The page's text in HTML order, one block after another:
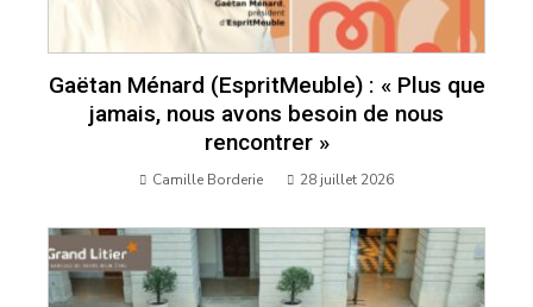
Gaëtan Ménard (EspritMeuble) : « Plus que
jamais, nous avons besoin de nous
rencontrer »
Camille Borderie 28 juillet 2026